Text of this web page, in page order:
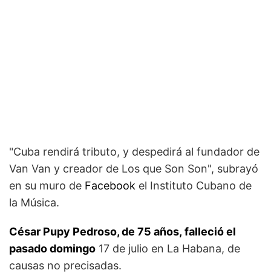
"Cuba rendirá tributo, y despedirá al fundador de
Van Van y creador de Los que Son Son", subrayó
en su muro de Facebook el Instituto Cubano de
la Música.
César Pupy Pedroso, de 75 años, falleció el
pasado domingo 17 de julio en La Habana, de
causas no precisadas.